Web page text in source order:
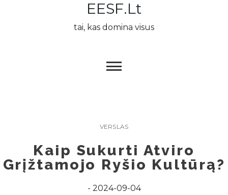
EESF.lt
tai, kas domina visus
VERSLAS
Kaip Sukurti Atviro
Grįžtamojo Ryšio Kultūrą?
2024-09-04